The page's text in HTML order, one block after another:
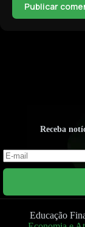
Publicar
Receba
Educação